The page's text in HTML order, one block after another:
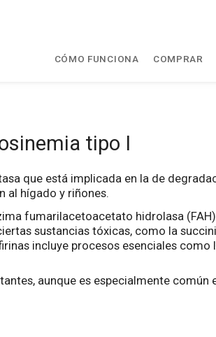
CÓMO FUNCIONA COMPRAR
tipo I
que está implicada en la de
al hígado y riñones.
fumarilacetoacetato hidrolasa
sustancias tóxicas, como la
incluye procesos esenciales
aunque es especialmente común